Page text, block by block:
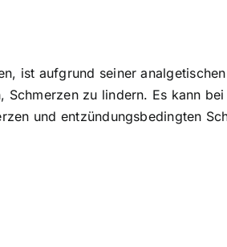
ist aufgrund seiner
zu lindern. Es kann
und entzündungsbedingten